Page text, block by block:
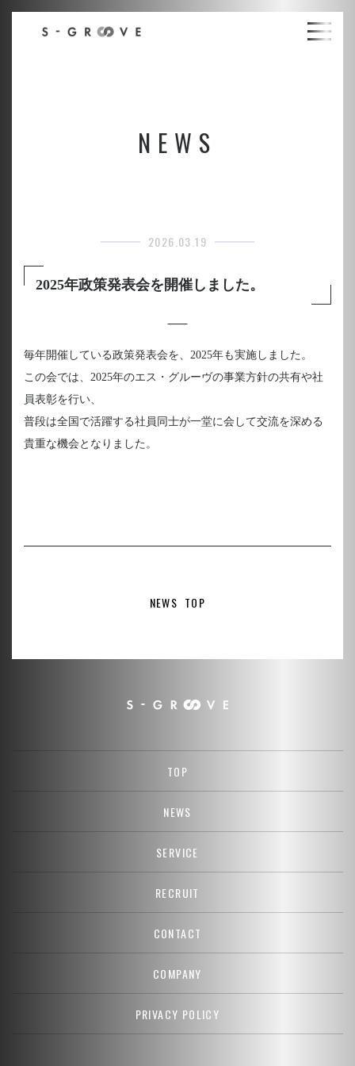
NEWS
2026.03.19
2025年政策発表会を開催しました。
毎年開催している政策発表会を、2025年も実施しました。
この会では、2025年のエス・グルーヴの事業方針の共有や社
員表彰を行い、
普段は全国で活躍する社員同士が一堂に会して交流を深める
貴重な機会となりました。
NEWS TOP
TOP
NEWS
SERVICE
RECRUIT
CONTACT
COMPANY
PRIVACY POLICY